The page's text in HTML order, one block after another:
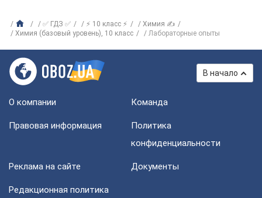
✅ ГДЗ ✅ ⚡ 10 класс ⚡
Химия ✍
Химия (базовый уровень), 10 класс
Лабораторные опыты
В начало
О компании Команда
Правовая информация
Политика
конфиденциальности
Реклама на сайте Документы
Редакционная политика